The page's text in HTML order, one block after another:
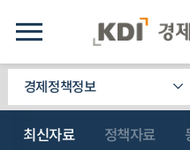
경제정책정보
최신자료 정책자료